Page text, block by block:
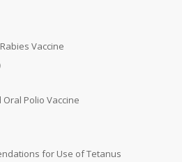
Vaccine
Polio Vaccine
for Use of Tetanus